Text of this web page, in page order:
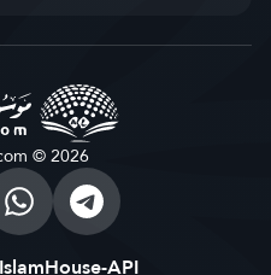
© 2026
API